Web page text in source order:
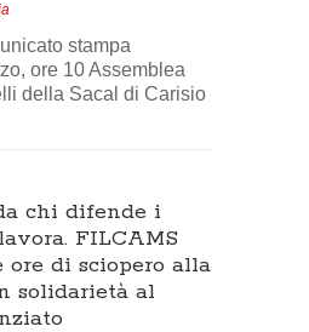
stampa
ore 10 Assemblea
della Sacal di Carisio
chi difende i
FILCAMS
ore di sciopero alla
solidarietà al